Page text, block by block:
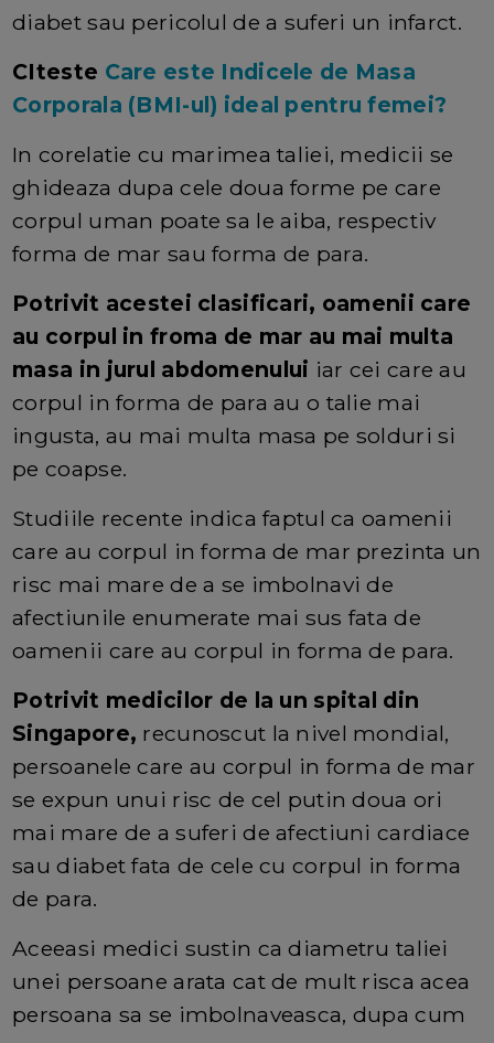
diabet sau pericolul de a suferi un infarct.
CIteste Care este Indicele de Masa
Corporala (BMI-ul) ideal pentru femei?
In corelatie cu marimea taliei, medicii se
ghideaza dupa cele doua forme pe care
corpul uman poate sa le aiba, respectiv
forma de mar sau forma de para.
Potrivit acestei clasificari, oamenii care
au corpul in froma de mar au mai multa
masa in jurul abdomenului iar cei care au
corpul in forma de para au o talie mai
ingusta, au mai multa masa pe solduri si
pe coapse.
Studiile recente indica faptul ca oamenii
care au corpul in forma de mar prezinta un
risc mai mare de a se imbolnavi de
afectiunile enumerate mai sus fata de
oamenii care au corpul in forma de para.
Potrivit medicilor de la un spital din
Singapore, recunoscut la nivel mondial,
persoanele care au corpul in forma de mar
se expun unui risc de cel putin doua ori
mai mare de a suferi de afectiuni cardiace
sau diabet fata de cele cu corpul in forma
de para.
Aceeasi medici sustin ca diametru taliei
unei persoane arata cat de mult risca acea
persoana sa se imbolnaveasca, dupa cum